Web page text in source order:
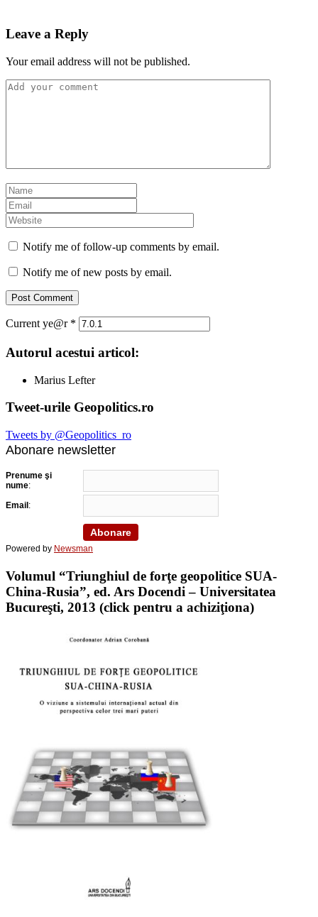
Leave a Reply
Your email address will not be published.
Notify me of follow-up comments by email.
Notify me of new posts by email.
Current ye@r *
Autorul acestui articol:
Marius Lefter
Tweet-urile Geopolitics.ro
Tweets by @Geopolitics_ro
Abonare newsletter
Prenume şi
nume:
Email :
Powered by Newsman
Volumul “Triunghiul de forţe geopolitice SUA-
China-Rusia”, ed. Ars Docendi – Universitatea
Bucureşti, 2013 (click pentru a achiziţiona)